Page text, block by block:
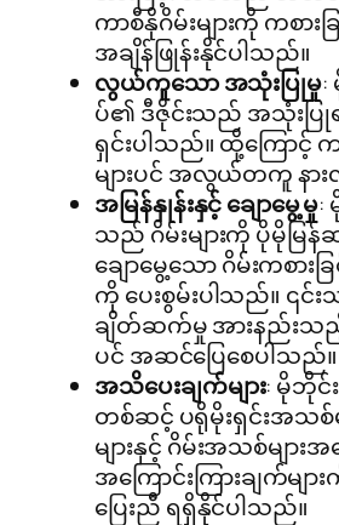
ကာစီနိုဂိမ်းများကို ကစားခြ
အချိန်ဖြုန်းနိုင်ပါသည်။
လွယ်ကူသော အသုံးပြုမှု:
ပ်၏ ဒီဇိုင်းသည် အသုံးပြု
ရှင်းပါသည်။ ထို့ကြောင့်
များပင် အလွယ်တကူ နာ
အမြန်နှုန်းနှင့် ချောမွေ့မှု:
သည် ဂိမ်းများကို ပိုမိုမြန်
ချောမွေ့သော ဂိမ်းကစာ
ကို ပေးစွမ်းပါသည်။ ၎
ချိတ်ဆက်မှု အားနည်းသည့်
ပင် အဆင်ပြေစေပါသည်။
အသိပေးချက်များ: မိုဘို
တစ်ဆင့် ပရိုမိုးရှင်းအသစ်မ
များနှင့် ဂိမ်းအသစ်များအ
အကြောင်းကြားချက်မျ
ပြေးညီ ရရှိနိုင်ပါသည်။